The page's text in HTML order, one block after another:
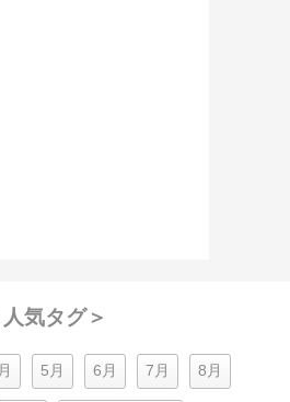
人気タグ＞
5月 6月 7月 8月